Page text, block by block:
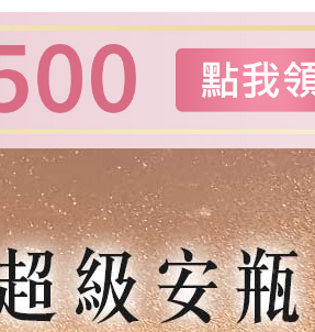
3.實際核准額度、可分期數及費用金額請依後續交
4.訂單成立30分鐘內，如未前往確認交易或遇審核
消。如遇「轉專審核」未通過狀況，表示未達大哥付
無法說明評估內容。
【繳款方式說明】
1.分期款項不併入電信帳單，「大哥付你分期」於每
醒簡訊。
2.透過簡訊連結打開帳單後，可選擇「超商條碼／台
帳／街口支付／iPASS MONEY」等通路繳費。
【注意事項】
1.本服務係由「台灣大哥大股份有限公司」（以下簡
用戶於交易時，得透過本服務購買商品或服務，並由
款買賣價金債權讓與本公司後，依約使用本公司帳
2.基於同意付款使用「大哥付你分期」之契約關係目
資料（包含姓名、電話或地址）提供予台灣大哥大
用，由本公司與您本人進行分期帳單所需資料之確
全家取貨付款
每筆NT$100，滿NT$1(含以上)免運費
付款後全家取貨
每筆NT$100，滿NT$1(含以上)免運費
萊爾富取貨付款
每筆NT$100，滿NT$1,000(含以上)免運費
付款後萊爾富取貨
每筆NT$100，滿NT$1,000(含以上)免運費